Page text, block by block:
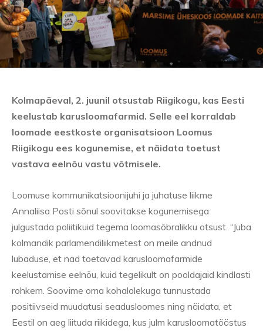
Kolmapäeval, 2. juunil otsustab Riigikogu, kas Eesti
keelustab karusloomafarmid. Selle eel korraldab
loomade eestkoste organisatsioon Loomus
Riigikogu ees kogunemise, et näidata toetust
vastava eelnõu vastu võtmisele.
Loomuse kommunikatsioonijuhi ja juhatuse liikme
Annaliisa Posti sõnul soovitakse kogunemisega
julgustada poliitikuid tegema loomasõbralikku otsust. “Juba
kolmandik parlamendiliikmetest on meile andnud
lubaduse, et nad toetavad karusloomafarmide
keelustamise eelnõu, kuid tegelikult on pooldajaid kindlasti
rohkem. Soovime oma kohalolekuga tunnustada
positiivseid muudatusi seadusloomes ning näidata, et
Eestil on aeg liituda riikidega, kus julm karusloomatööstus